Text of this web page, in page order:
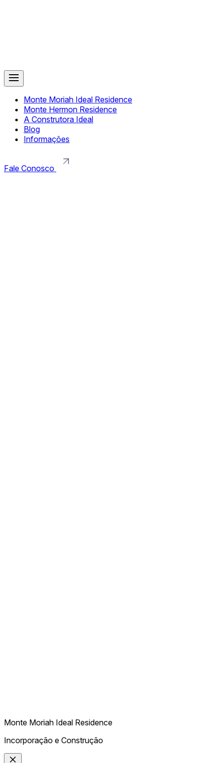
Monte Moriah Ideal Residence
Monte Hermon Residence
A Construtora Ideal
Blog
Informações
Fale Conosco
Monte Moriah Ideal Residence
Incorporação e Construção